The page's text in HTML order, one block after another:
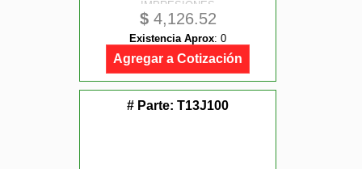
IMPRESIONES
$4,126.52
Existencia Aprox: 0
Agregar a Cotización
# Parte: T13J100